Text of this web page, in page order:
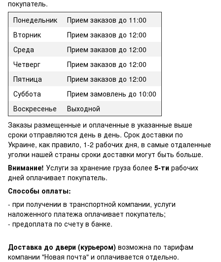
покупатель.
Понедельник
Прием заказов до 11:00
Вторник
Прием заказов до 12:00
Среда
Прием заказов до 12:00
Четверг
Прием заказов до 12:00
Пятница
Прием заказов до 12:00
Суббота
Прием замовлень до 10:00
Воскресенье
Выходной
Заказы размещенные и оплаченные в указанные выше
сроки отправляются день в день. Срок доставки по
Украине, как правило, 1-2 рабочих дня, в самые отдаленные
уголки нашей страны сроки доставки могут быть больше.
Внимание! Услуги за хранение груза более 5-ти рабочих
дней оплачивает покупатель.
Способы оплаты:
- при получении в транспортной компании, услуги
наложенного платежа оплачивает покупатель;
- предоплата по счету в банке.
Доставка до двери (курьером) возможна по тарифам
компании "Новая почта" и оплачивается отдельно.